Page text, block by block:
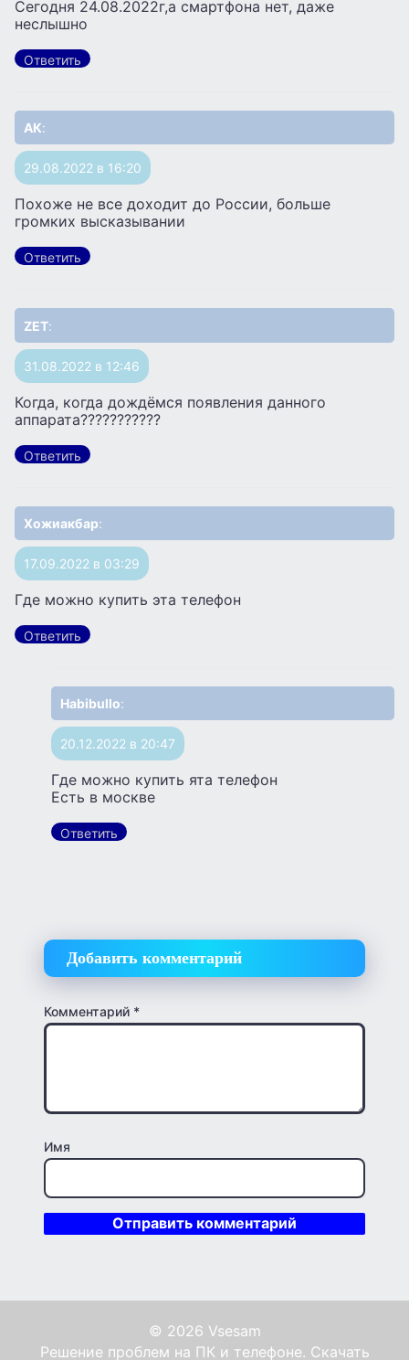
Сегодня 24.08.2022г,а смартфона нет, даже
неслышно
Ответить
АК:
29.08.2022 в 16:20
Похоже не все доходит до России, больше
громких высказывании
Ответить
ZET:
31.08.2022 в 12:46
Когда, когда дождёмся появления данного
аппарата???????????
Ответить
Хожиакбар:
17.09.2022 в 03:29
Где можно купить эта телефон
Ответить
Habibullo:
20.12.2022 в 20:47
Где можно купить ята телефон
Есть в москве
Ответить
Добавить комментарий
Комментарий *
Имя
© 2026 Vsesam
Решение проблем на ПК и телефоне. Скачать